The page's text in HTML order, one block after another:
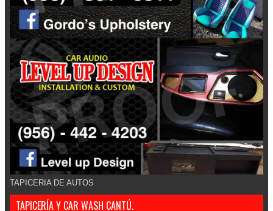
TAPICERIA DE AUTOS
TAPICERÍA Y CAR WASH CANTÚ.